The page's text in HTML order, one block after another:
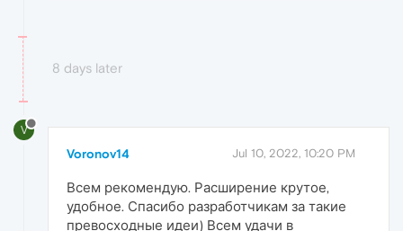
8 days later
V
Voronov14 Jul 10, 2022, 10:20 PM
Всем рекомендую. Расширение крутое,
удобное. Спасибо разработчикам за такие
превосходные идеи) Всем удачи в